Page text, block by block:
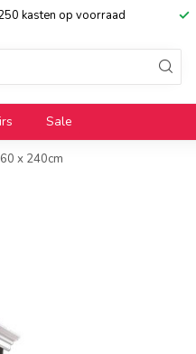
kasten op voorraad
Sale
x 240cm